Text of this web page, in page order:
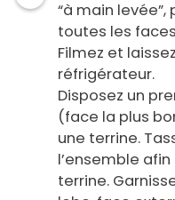
“à main levée”,
toutes les
Filmez et
réfrigérateur.
Disposez un
(face la plus
une terrine.
l’ensemble
terrine.